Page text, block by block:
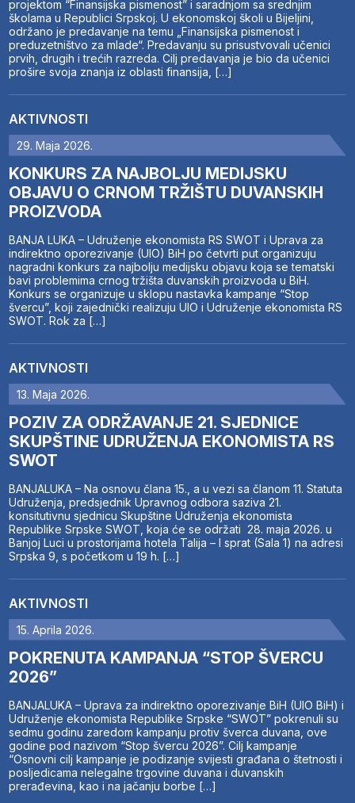
projektom “Finansijska pismenost” i saradnjom sa srednjim
školama u Republici Srpskoj. U ekonomskoj školi u Bijeljini,
održano je predavanje na temu „Finansijska pismenost i
preduzetništvo za mlade“. Predavanju su prisustvovali učenici
prvih, drugih i trećih razreda. Cilj predavanja je bio da učenici
prošire svoja znanja iz oblasti finansija, […]
AKTIVNOSTI
29. Maja 2026.
KONKURS ZA NAJBOLJU MEDIJSKU
OBJAVU O CRNOM TRŽIŠTU DUVANSKIH
PROIZVODA
BANJA LUKA – Udruženje ekonomista RS SWOT i Uprava za
indirektno oporezivanje (UIO) BiH po četvrti put organizuju
nagradni konkurs za najbolju medijsku objavu koja se tematski
bavi problemima crnog tržišta duvanskih proizvoda u BiH.
Konkurs se organizuje u sklopu nastavka kampanje “Stop
švercu”, koji zajednički realizuju UIO i Udruženje ekonomista RS
SWOT. Rok za […]
AKTIVNOSTI
13. Maja 2026.
POZIV ZA ODRŽAVANJE 21. SJEDNICE
SKUPŠTINE UDRUŽENJA EKONOMISTA RS
SWOT
BANJALUKA – Na osnovu člana 15., a u vezi sa članom 11. Statuta
Udruženja, predsjednik Upravnog odbora saziva 21.
konsitutivnu sjednicu Skupštine Udruženja ekonomista
Republike Srpske SWOT, koja će se održati 28. maja 2026. u
Banjoj Luci u prostorijama hotela Talija – I sprat (Sala 1) na adresi
Srpska 9, s početkom u 19 h. […]
AKTIVNOSTI
15. Aprila 2026.
POKRENUTA KAMPANJA “STOP ŠVERCU
2026”
BANJALUKA – Uprava za indirektno oporezivanje BiH (UIO BiH) i
Udruženje ekonomista Republike Srpske “SWOT” pokrenuli su
sedmu godinu zaredom kampanju protiv šverca duvana, ove
godine pod nazivom “Stop švercu 2026”. Cilj kampanje
“Osnovni cilj kampanje je podizanje svijesti građana o štetnosti i
posljedicama nelegalne trgovine duvana i duvanskih
prerađevina, kao i na jačanju borbe […]